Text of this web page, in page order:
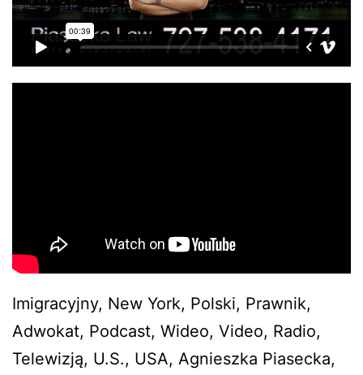
Imigracyjny, New York, Polski, Prawnik,
Adwokat, Podcast, Wideo, Video, Radio,
Telewizją, U.S., USA, Agnieszka Piasecka,